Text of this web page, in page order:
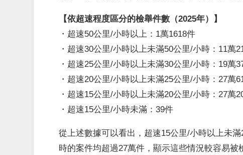
【依超速程度區分的檢舉件數（2025年）】
・超速50公里/小時以上：1萬1618件
・超速30公里/小時以上未滿50公里/小時：11萬
・超速25公里/小時以上未滿30公里/小時：19萬
・超速20公里/小時以上未滿25公里/小時：27萬
・超速15公里/小時以上未滿20公里/小時：27萬
・超速15公里/小時未滿：39件
從上述數據可以看出，超速15公里/小時以上未
時的案件均超過27萬件，顯示這些情況較容易被